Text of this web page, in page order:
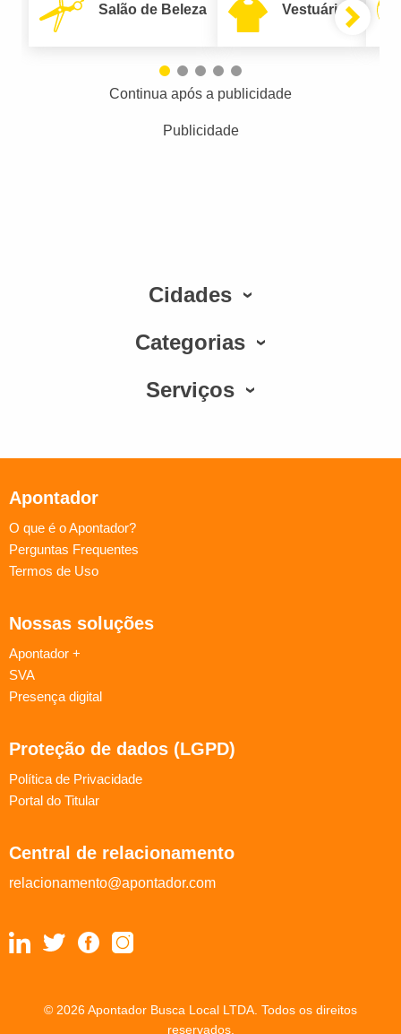
Salão de Beleza Vestuário
Continua após a publicidade
Publicidade
Cidades
Categorias
Serviços
Apontador
O que é o Apontador?
Perguntas Frequentes
Termos de Uso
Nossas soluções
Apontador +
SVA
Presença digital
Proteção de dados (LGPD)
Política de Privacidade
Portal do Titular
Central de relacionamento
relacionamento@apontador.com
© 2026 Apontador Busca Local LTDA. Todos os direitos
reservados.